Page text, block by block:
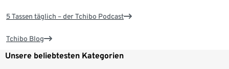
5 Tassen täglich – der Tchibo Podcast
Tchibo Blog
Unsere beliebtesten Kategorien